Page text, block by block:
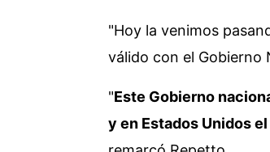
"Hoy la venimos
válido con el Gobierno
"Este Gobierno
y en Estados Unidos